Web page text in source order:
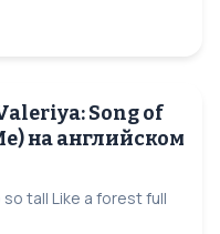
Song of
на английском
tall Like a forest full